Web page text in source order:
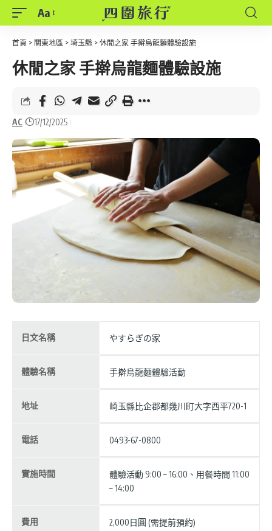
Font
Resizer
Aa
首頁 > 關東地區 > 埼玉縣 > 休閒之家 手擀烏龍麵體驗設施
休閒之家 手擀烏龍麵體驗設施
AC 17/12/2025
日文名稱 やすらぎの家
體驗名稱 手擀烏龍麵體驗活動
地址 崎玉縣比企郡都幾川町大字西平720-1
電話 0493-67-0800
實施時間
體驗活動 9:00 – 16:00、用餐時間 11:00
– 14:00
費用 2,000日圓 (需提前預約)